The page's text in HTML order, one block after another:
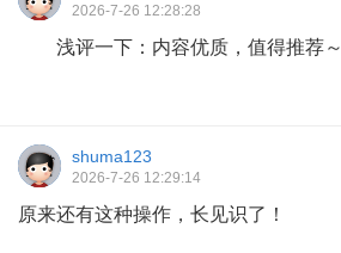
2026-7-26 12:28:28
浅评一下：内容优质，值得推荐～
shuma123
2026-7-26 12:29:14
原来还有这种操作，长见识了！